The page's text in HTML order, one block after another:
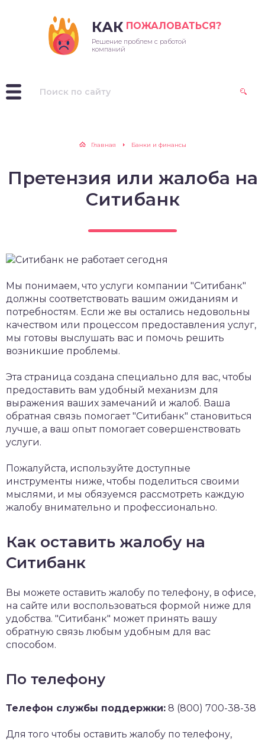
КАК ПОЖАЛОВАТЬСЯ?
Решение проблем с работой
компаний
Главная Банки и финансы
Претензия или жалоба на
Ситибанк
Мы понимаем, что услуги компании "Ситибанк"
должны соответствовать вашим ожиданиям и
потребностям. Если же вы остались недовольны
качеством или процессом предоставления услуг,
мы готовы выслушать вас и помочь решить
возникшие проблемы.
Эта страница создана специально для вас, чтобы
предоставить вам удобный механизм для
выражения ваших замечаний и жалоб. Ваша
обратная связь помогает "Ситибанк" становиться
лучше, а ваш опыт помогает совершенствовать
услуги.
Пожалуйста, используйте доступные
инструменты ниже, чтобы поделиться своими
мыслями, и мы обязуемся рассмотреть каждую
жалобу внимательно и профессионально.
Как оставить жалобу на
Ситибанк
Вы можете оставить жалобу по телефону, в офисе,
на сайте или воспользоваться формой ниже для
удобства. "Ситибанк" может принять вашу
обратную связь любым удобным для вас
способом.
По телефону
Телефон службы поддержки: 8 (800) 700-38-38
Для того чтобы оставить жалобу по телефону,